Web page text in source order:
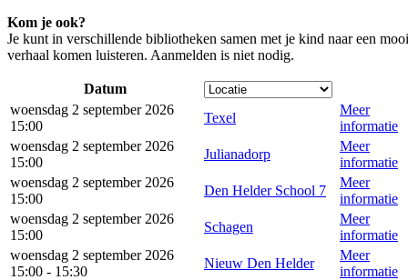
Kom je ook?
Je kunt in verschillende bibliotheken samen met je kind naar een mooi
verhaal komen luisteren. Aanmelden is niet nodig.
Datum
woensdag 2 september 2026
15:00
Texel
Meer
informatie
woensdag 2 september 2026
15:00
Julianadorp
Meer
informatie
woensdag 2 september 2026
15:00
Den Helder School 7
Meer
informatie
woensdag 2 september 2026
15:00
Schagen
Meer
informatie
woensdag 2 september 2026
15:00 - 15:30
Nieuw Den Helder
Meer
informatie